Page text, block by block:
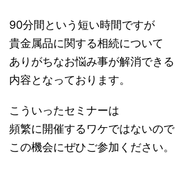
90分間という短い時間ですが
貴金属品に関する相続について
ありがちなお悩み事が解消できる
内容となっております。
こういったセミナーは
頻繁に開催するワケではないので
この機会にぜひご参加ください。